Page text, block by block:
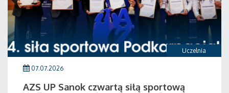
Uczelnia
07.07.2026
AZS UP Sanok czwartą siłą sportową